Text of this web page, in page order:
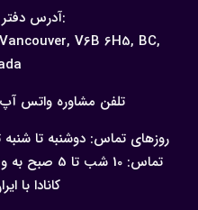
:آدرس دفتر ونکوور کانادا:
V6B 6H5, BC,
تلفن مشاوره واتس آپ
روزهای تماس: دوشنبه تا شنبه
تماس: 10 شب تا 5 صبح به وقت ایران
کانادا با ایران: 12